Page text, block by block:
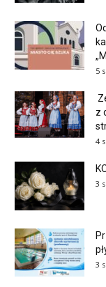
5
z
4
3
3